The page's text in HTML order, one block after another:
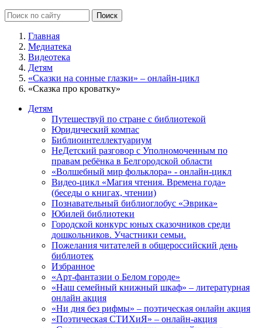
Главная
Медиатека
Видеотека
Детям
«Сказки на сонные глазки» – онлайн-цикл
«Сказка про кроватку»
Детям
Путешествуй по стране с библиотекой
Юридический компас
Библиоинтеллектуариум
НеДетский разговор с Уполномоченным по
правам ребёнка в Белгородской области
«Волшебный мир фольклора» - онлайн-цикл
Видео-цикл «Магия чтения. Времена года»
(беседы о книгах, чтении)
Познавательный библиоглобус «Эврика»
Юбилей библиотеки
Городской конкурс юных сказочников среди
дошкольников. Участники семьи.
Пожелания читателей в общероссийский день
библиотек
Избранное
«Арт-фантазии о Белом городе»
«Наш семейный книжный шкаф» – литературная
онлайн акция
«Ни дня без рифмы» – поэтическая онлайн акция
«Поэтическая СТИХиЯ» – онлайн-акция